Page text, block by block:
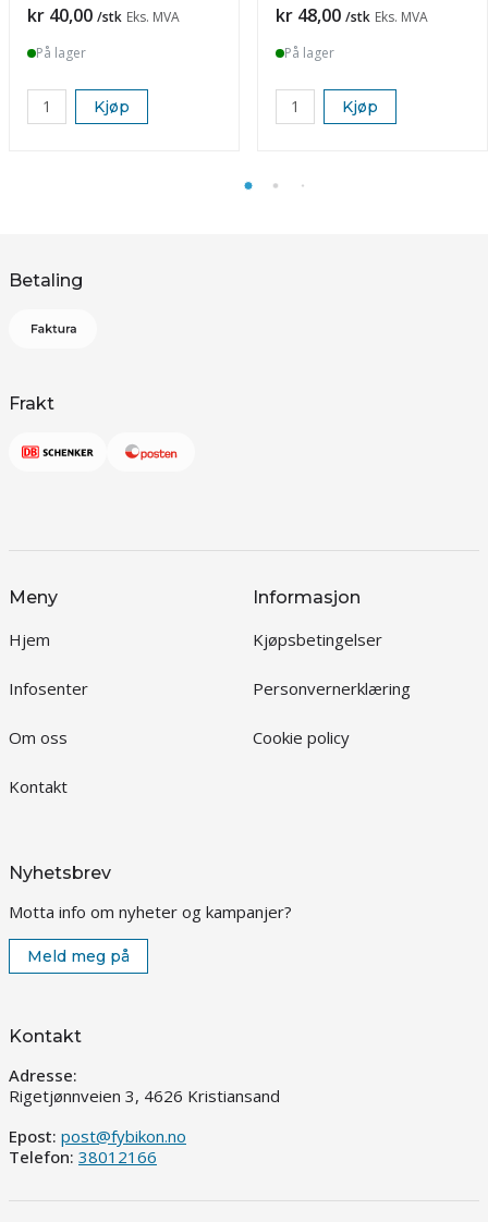
Pris
kr 40,00 /stk Eks. MVA
På lager
Kjøp
Pris
kr 48,00 /stk Eks. MVA
På lager
Kjøp
Betaling
Frakt
Meny
Hjem
Infosenter
Om oss
Kontakt
Informasjon
Kjøpsbetingelser
Personvernerklæring
Cookie policy
Nyhetsbrev
Motta info om nyheter og kampanjer?
Meld meg på
Kontakt
Adresse:
Rigetjønnveien 3, 4626 Kristiansand
Epost: post@fybikon.no
Telefon: 38012166